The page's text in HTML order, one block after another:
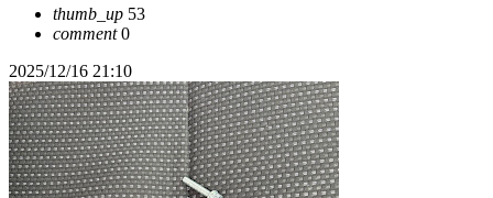
thumb_up 53
comment0
2025/12/16 21:10